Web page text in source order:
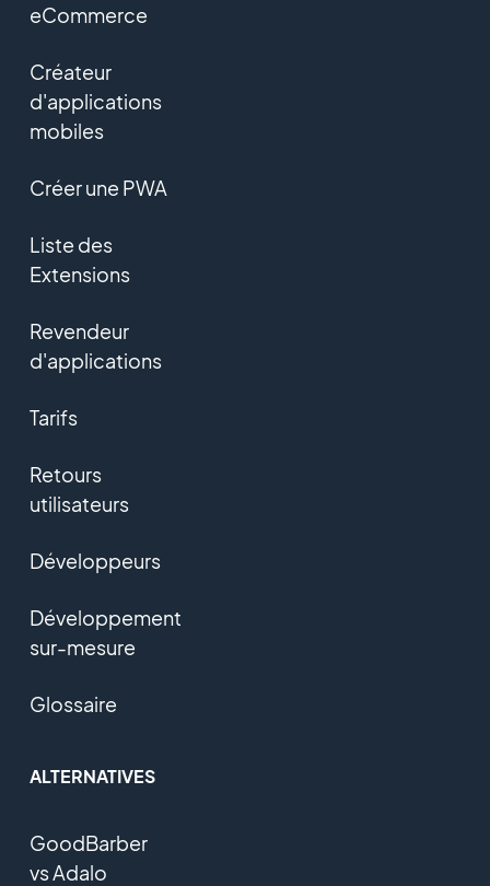
eCommerce
Créateur
d'applications
mobiles
Créer une PWA
Liste des
Extensions
Revendeur
d'applications
Tarifs
Retours
utilisateurs
Développeurs
Développement
sur-mesure
Glossaire
ALTERNATIVES
GoodBarber
vs Adalo